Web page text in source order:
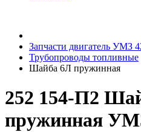
Запчасти двигатель УМЗ
Трубопроводы топливные
Шайба 6Л пружинная
252 154-П2
пружинная